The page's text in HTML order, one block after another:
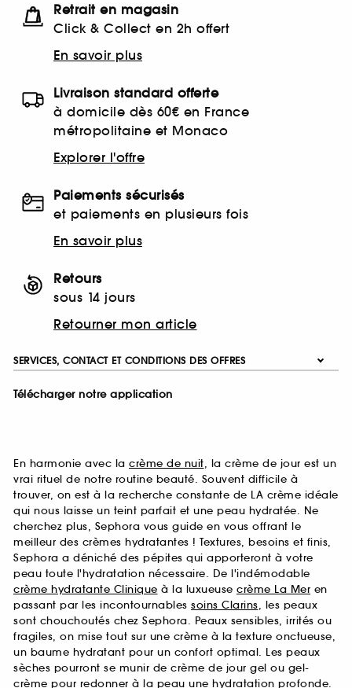
Retrait en magasin
Click & Collect en 2h offert
En savoir plus
Livraison standard offerte
à domicile dès 60€ en France
métropolitaine et Monaco
Explorer l'offre
Paiements sécurisés
et paiements en plusieurs fois
En savoir plus
Retours
sous 14 jours
Retourner mon article
SERVICES, CONTACT ET CONDITIONS DES OFFRES
Télécharger notre application
En harmonie avec la crème de nuit, la crème de jour est un
vrai rituel de notre routine beauté. Souvent difficile à
trouver, on est à la recherche constante de LA crème idéale
qui nous laisse un teint parfait et une peau hydratée. Ne
cherchez plus, Sephora vous guide en vous offrant le
meilleur des crèmes hydratantes ! Textures, besoins et finis,
Sephora a déniché des pépites qui apporteront à votre
peau toute l'hydratation nécessaire. De l'indémodable
crème hydratante Clinique à la luxueuse crème La Mer en
passant par les incontournables soins Clarins, les peaux
sont chouchoutés chez Sephora. Peaux sensibles, irrités ou
fragiles, on mise tout sur une crème à la texture onctueuse,
un baume hydratant pour un confort optimal. Les peaux
sèches pourront se munir de crème de jour gel ou gel-
crème pour redonner à la peau une hydratation profonde.